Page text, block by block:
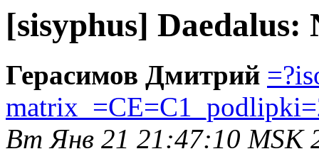
[sisyphus] Daedalus:
Герасимов Дмитрий
Вт Янв 21 21:47:10 MSK